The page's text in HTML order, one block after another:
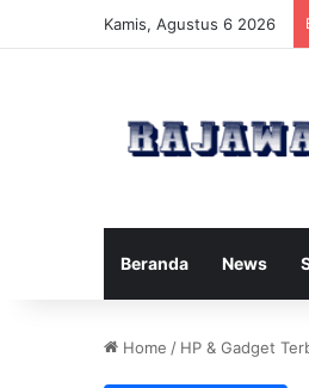
Kamis, Agustus 6 2026
Beranda News
Home / HP & Gadget